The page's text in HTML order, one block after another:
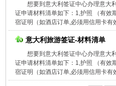
想要到意大利签证中心办理意大
证申请材料清单如下：1,护照 （有效
宿证明（如酒店订单,必须用信用卡有
意大利旅游签证-材料清单
想要到意大利签证中心办理意大
证申请材料清单如下：1,护照 （有效
宿证明（如酒店订单,必须用信用卡有